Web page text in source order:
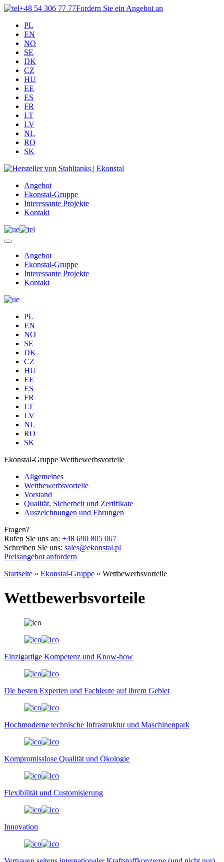
+48 54 306 77 77Fordern Sie ein Angebot an
PL
EN
NO
SE
DK
CZ
HU
EE
ES
FR
LT
LV
NL
RO
SK
Angebot
Ekonstal-Gruppe
Interessante Projekte
Kontakt
Angebot
Ekonstal-Gruppe
Interessante Projekte
Kontakt
PL
EN
NO
SE
DK
CZ
HU
EE
ES
FR
LT
LV
NL
RO
SK
Ekonstal-Gruppe Wettbewerbsvorteile
Allgemeines
Wettbewerbsvorteile
Vorstand
Qualität, Sicherheit und Zertifikate
Auszeichnungen und Ehrungen
Fragen?
Rufen Sie uns an: +48 690 805 067
Schreiben Sie uns: sales@ekonstal.pl
Preisangebot anfordern
Startseite » Ekonstal-Gruppe » Wettbewerbsvorteile
Wettbewerbsvorteile
Einzigartige Kompetenz und Know-how
Die besten Experten und Fachleute auf ihrem Gebiet
Hochmoderne technische Infrastruktur und Maschinenpark
Kompromisslose Qualität und Ökologie
Flexibilität und Customisierung
Innovation